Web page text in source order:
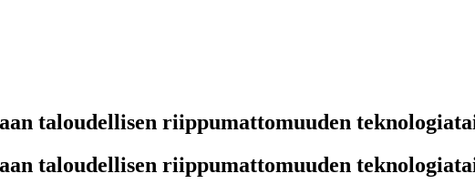
taloudellisen riippumattomuuden
taloudellisen riippumattomuuden